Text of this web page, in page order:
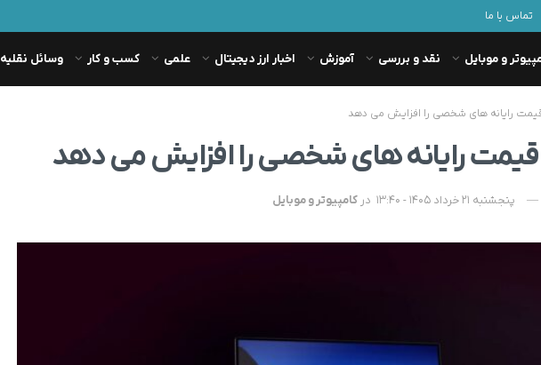
تماس با ما
و موبایل نقد و بررسی آموزش اخبار ارز دیجیتال علمی کسب و کار وسائل نقلیه
قیمت رایانه های شخصی را افزایش می دهد
قیمت رایانه های شخصی را افزایش می دهد
پنجشنبه 21 خرداد 1405 - 13:40 در کامپیوتر و موبایل